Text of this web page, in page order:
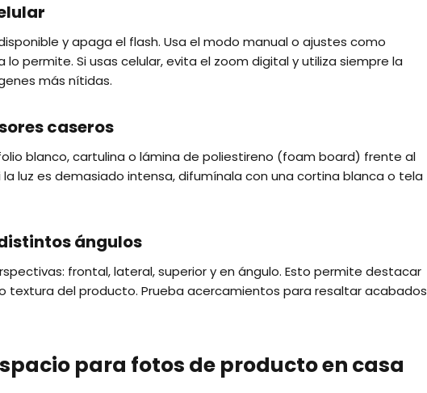
y apaga el flash. Usa el modo manual o ajustes como
permite. Si usas celular, evita el zoom digital y utiliza siempre la
más nítidas.
caseros
blanco, cartulina o lámina de poliestireno (foam board) frente al
luz es demasiado intensa, difumínala con una cortina blanca o tela
ángulos
frontal, lateral, superior y en ángulo. Esto permite destacar
textura del producto. Prueba acercamientos para resaltar acabados
para fotos de producto en casa